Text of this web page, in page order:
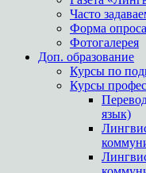
Часто
Форма опроса
Фотогалерея
Доп. образование
Курсы по
Курсы
язык)